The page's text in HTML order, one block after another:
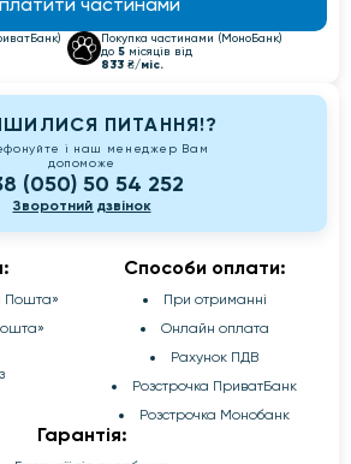
Покупка частинами (МоноБанк)
до 5 місяців від
833 ₴/міс.
ПИТАННЯ!?
і наш менеджер Вам
допоможе
(050) 50 54 252
Зворотний дзвінок
Пошта»
Способи оплати:
При отриманні
Онлайн оплата
Рахунок ПДВ
Розстрочка ПриватБанк
Розстрочка Монобанк
Гарантія: